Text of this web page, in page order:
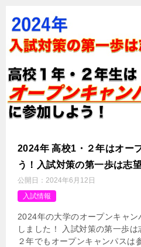
2024年 高校1・２年はオー
う！入試対策の第一歩は志
公開日： 2024年6月12日
入試情報
2024年の大学のオープンキャン
しました！ 入試対策の第一歩
２年でもオープンキャンパスは